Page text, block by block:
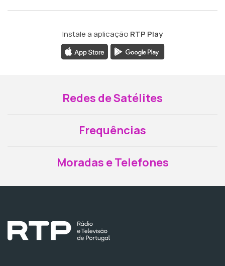
Instale a aplicação RTP Play
Redes de Satélites
Frequências
Moradas e Telefones